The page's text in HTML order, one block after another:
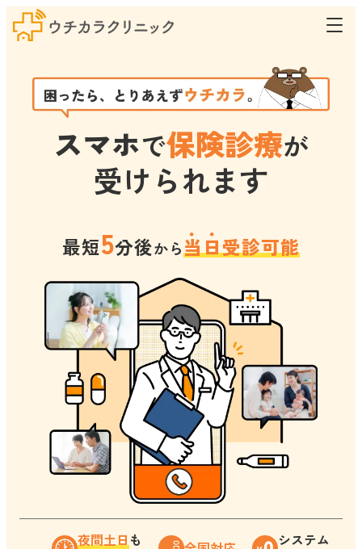
スマホで保険診療が
受けられます
最短5分後から当日受診可能
夜間土日 も
システム